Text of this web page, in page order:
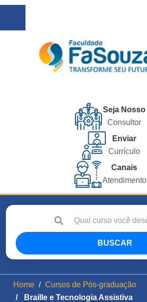
Seja Nosso
Consultor
Enviar
Currículo
Canais
Atendimento
BUSCAR
Home
Cursos de Pós-graduação
Braille e Tecnologia Assistiva